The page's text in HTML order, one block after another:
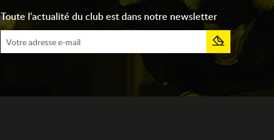
Toute l'actualité du club est dans notre newsletter